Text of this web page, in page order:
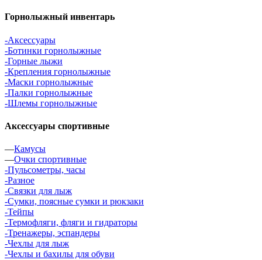
Горнолыжный инвентарь
-Аксессуары
-Ботинки горнолыжные
-Горные лыжи
-Крепления горнолыжные
-Маски горнолыжные
-Палки горнолыжные
-Шлемы горнолыжные
Аксессуары спортивные
—Камусы
—Очки спортивные
-Пульсометры, часы
-Разное
-Связки для лыж
-Сумки, поясные сумки и рюкзаки
-Тейпы
-Термофляги, фляги и гидраторы
-Тренажеры, эспандеры
-Чехлы для лыж
-Чехлы и бахилы для обуви